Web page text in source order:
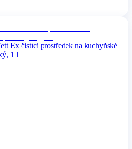
Ex čistící prostředek na kuchyňské
1 l